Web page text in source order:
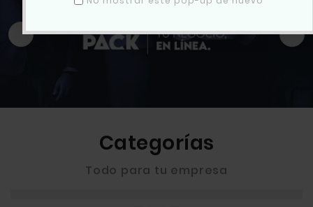
Categorías
Todo para tu empresa